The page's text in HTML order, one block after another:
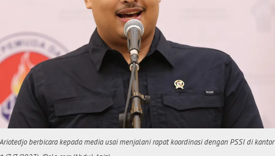
berbicara kepada media usai menjalani rapat koordinasi dengan PSSI di kantor